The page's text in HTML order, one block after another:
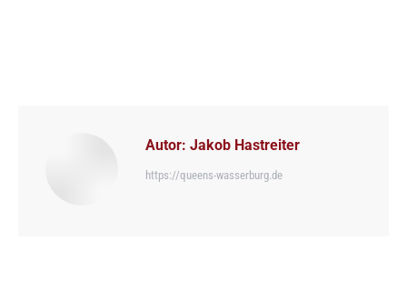
Autor: Jakob Hastreiter
https://queens-wasserburg.de